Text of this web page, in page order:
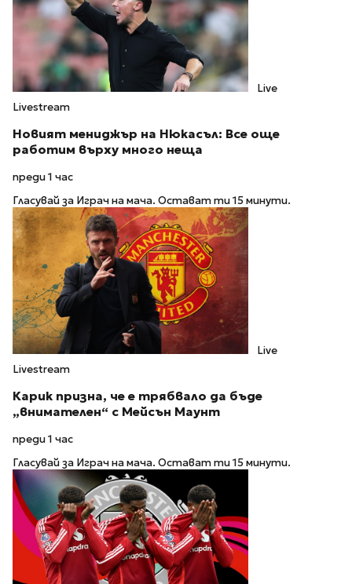
Live
Livestream
Новият мениджър на Нюкасъл: Все още
работим върху много неща
преди 1 час
Гласувай за Играч на мача. Остават ти 15 минути.
Live
Livestream
Карик призна, че е трябвало да бъде
„внимателен“ с Мейсън Маунт
преди 1 час
Гласувай за Играч на мача. Остават ти 15 минути.